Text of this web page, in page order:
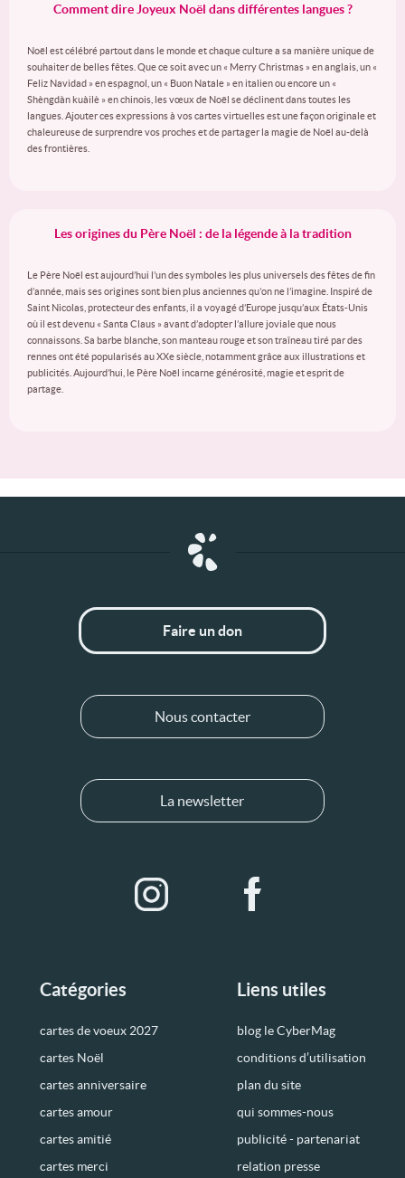
Comment dire Joyeux Noël dans différentes langues ?
Noël est célébré partout dans le monde et chaque culture a sa manière unique de
souhaiter de belles fêtes. Que ce soit avec un « Merry Christmas » en anglais, un «
Feliz Navidad » en espagnol, un « Buon Natale » en italien ou encore un «
Shèngdàn kuàilè » en chinois, les vœux de Noël se déclinent dans toutes les
langues. Ajouter ces expressions à vos cartes virtuelles est une façon originale et
chaleureuse de surprendre vos proches et de partager la magie de Noël au-delà
des frontières.
Les origines du Père Noël : de la légende à la tradition
Le Père Noël est aujourd’hui l’un des symboles les plus universels des fêtes de fin
d’année, mais ses origines sont bien plus anciennes qu’on ne l’imagine. Inspiré de
Saint Nicolas, protecteur des enfants, il a voyagé d’Europe jusqu’aux États-Unis
où il est devenu « Santa Claus » avant d’adopter l’allure joviale que nous
connaissons. Sa barbe blanche, son manteau rouge et son traîneau tiré par des
rennes ont été popularisés au XXe siècle, notamment grâce aux illustrations et
publicités. Aujourd’hui, le Père Noël incarne générosité, magie et esprit de
partage.
Catégories
cartes de voeux 2027
cartes Noël
cartes anniversaire
cartes amour
cartes amitié
cartes merci
Liens utiles
blog le CyberMag
conditions d’utilisation
plan du site
qui sommes-nous
publicité - partenariat
relation presse
Faire un don
Nous contacter
La newsletter